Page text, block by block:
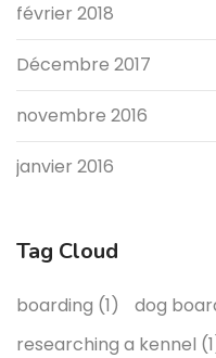
février 2018
Décembre 2017
novembre 2016
janvier 2016
Tag Cloud
boarding (1) dog
researching a kennel